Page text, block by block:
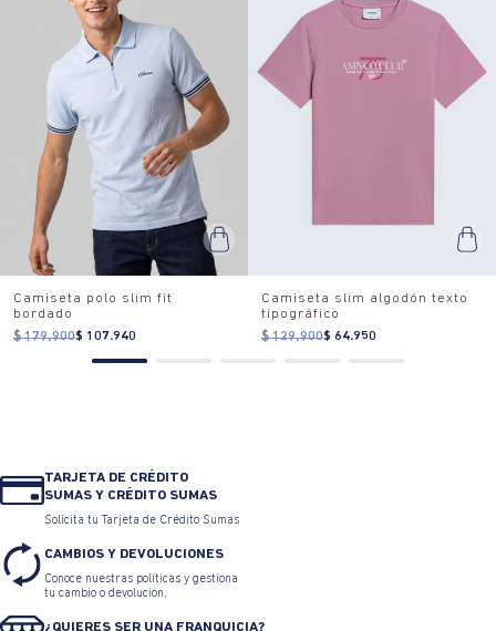
Camiseta polo slim fit
bordado
$ 179.900$ 107.940
Camiseta slim algodón texto
tipográfico
$ 129.900$ 64.950
TARJETA DE CRÉDITO
SUMAS Y CRÉDITO SUMAS
Solicita tu Tarjeta de Crédito Sumas
CAMBIOS Y DEVOLUCIONES
Conoce nuestras políticas y gestiona
tu cambio o devolución.
¿QUIERES SER UNA FRANQUICIA?